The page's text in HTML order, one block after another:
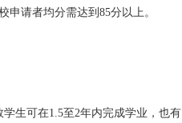
申请者均分需达到85分以上。
生可在1.5至2年内完成学业，也有